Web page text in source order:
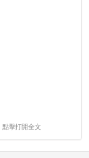
點擊打開全文